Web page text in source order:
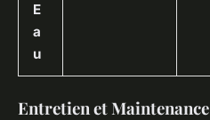
E
a
u
Entretien et Maintenance